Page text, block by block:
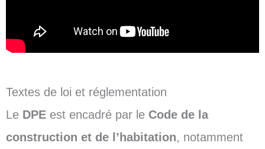
Textes de loi et réglementation
Le DPE est encadré par le Code de la
construction et de l’habitation, notamment